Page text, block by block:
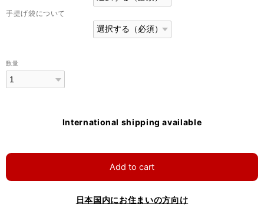
手提げ袋について
数量
International shipping available
Add to cart
日本国内にお住まいの方向け